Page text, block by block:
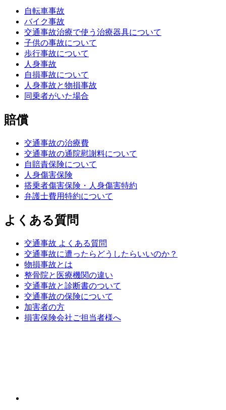
自転車事故
バイク事故
交通事故治療で使う治療器具について
子供の事故について
歩行事故について
人身事故
自損事故について
人身事故と物損事故
同乗者がいた場合
賠償
交通事故の治療費
交通事故の通院慰謝料について
自賠責保険について
人身傷害保険
搭乗者傷害保険・人身傷害特約
弁護士費用特約について
よくある質問
交通事故 よくある質問
交通事故に遭ったらどうしたらいいのか？
物損事故とは
整骨院と医療機関の違い
交通事故と診断書のついて
交通事故の保険について
加害者の方
損害保険会社ご担当者様へ